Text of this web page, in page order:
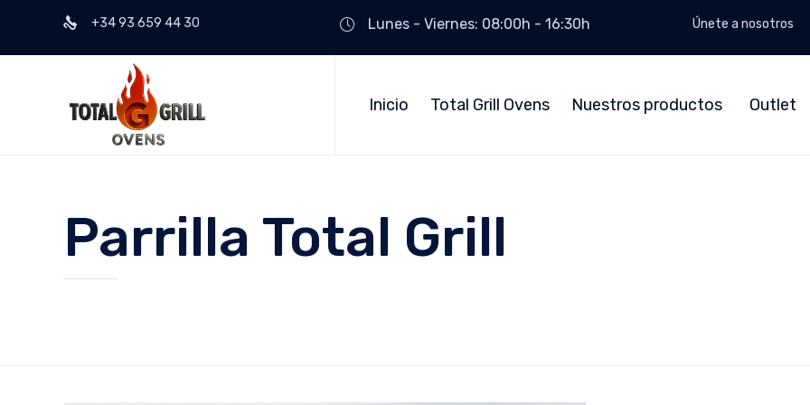
+34 93 659 44 30 Lunes - Viernes: 08:00h - 16:30h Únete a nosotros
Inicio Total Grill Ovens Nuestros productos Outlet
Parrilla Total Grill